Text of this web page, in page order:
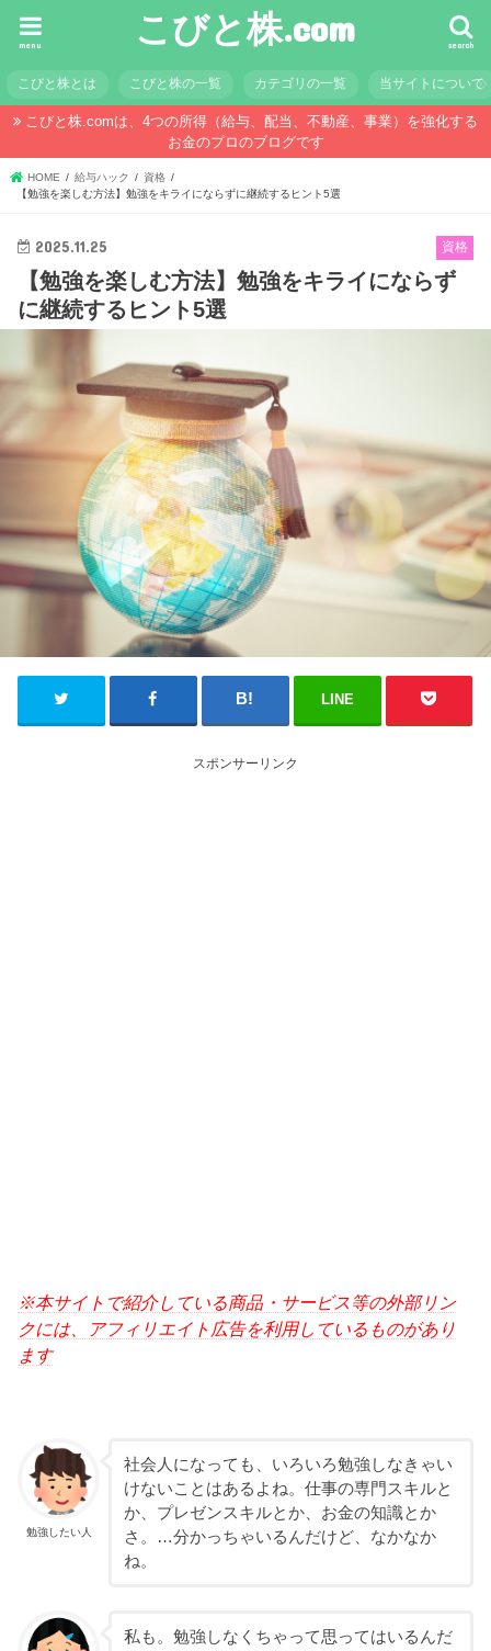
こびと株.com search
menu
こびと株とは こびと株の一覧 カテゴリの一覧 当サイトについて
こびと株.comは、4つの所得（給与、配当、不動産、事業）を強化する
お金のプロのブログです
HOME 給与ハック
資格
【勉強を楽しむ方法】勉強をキライにならずに継続するヒント5選
資格
2025.11.25
【勉強を楽しむ方法】勉強をキライにならず
に継続するヒント5選
LINE
スポンサーリンク
※本サイトで紹介している商品・サービス等の外部リン
クには、アフィリエイト広告を利用しているものがあり
ます
勉強したい人
社会人になっても、いろいろ勉強しなきゃい
けないことはあるよね。仕事の専門スキルと
か、プレゼンスキルとか、お金の知識とか
さ。…分かっちゃいるんだけど、なかなか
ね。
私も。勉強しなくちゃって思ってはいるんだ